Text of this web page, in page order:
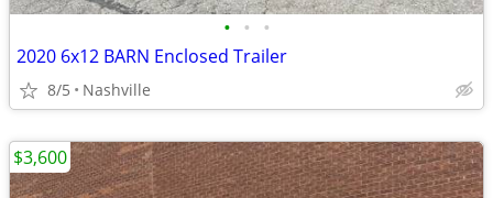
• • •
2020 6x12 BARN Enclosed Trailer
8/5 Nashville
$3,600